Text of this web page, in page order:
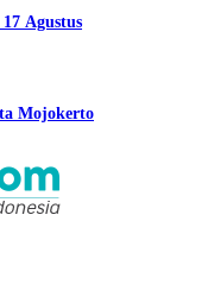
Agustus
Mojokerto